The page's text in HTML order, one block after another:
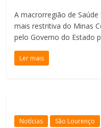
A macrorregião de
mais restritiva do Minas
pelo Governo do Estado
Ler mais
Notícias São Lourenço